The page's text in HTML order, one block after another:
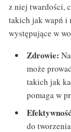
z niej twardości,
takich jak wapń i
występujące w
Zdrowie:
może
takich jak
pomaga w
do